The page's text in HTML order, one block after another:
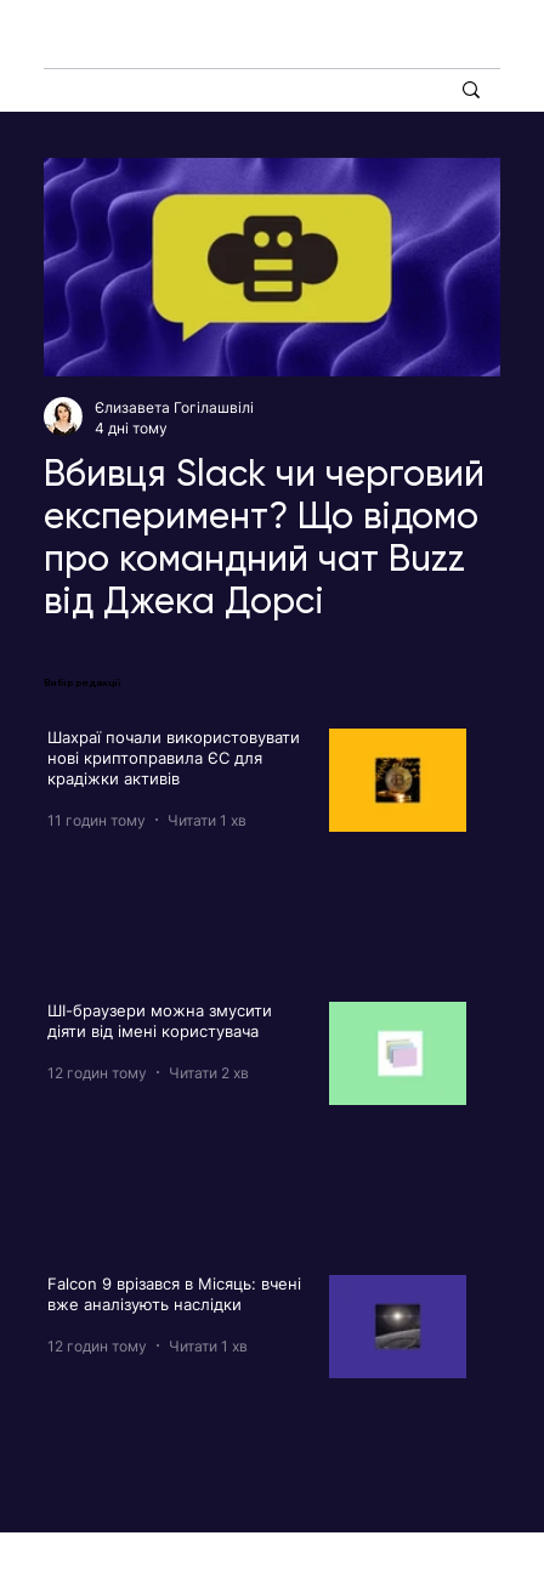
Вбивця Slack чи черговий
експеримент? Що відомо
про командний чат Buzz
від Джека Дорсі
Єлизавета Гогілашвілі
4 дні тому
Вибір редакції
Шахраї почали використовувати
нові криптоправила ЄС для
крадіжки активів
11 годин тому Читати 1 хв
ШІ-браузери можна змусити
діяти від імені користувача
12 годин тому Читати 2 хв
Falcon 9 врізався в Місяць: вчені
вже аналізують наслідки
12 годин тому Читати 1 хв